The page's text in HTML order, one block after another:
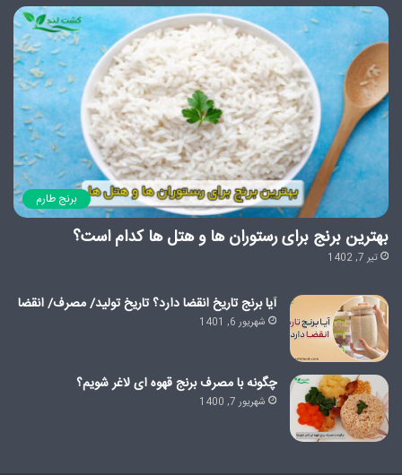
برنج طارم
بهترین برنج برای رستوران ها و هتل ها کدام است؟
تیر 7, 1402
آیا برنج تاریخ انقضا دارد؟ تاریخ تولید/ مصرف/ انقضا
شهریور 6, 1401
چگونه با مصرف برنج قهوه ای لاغر شویم؟
شهریور 7, 1400